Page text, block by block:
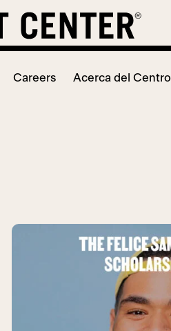
Careers Acerca del Centro